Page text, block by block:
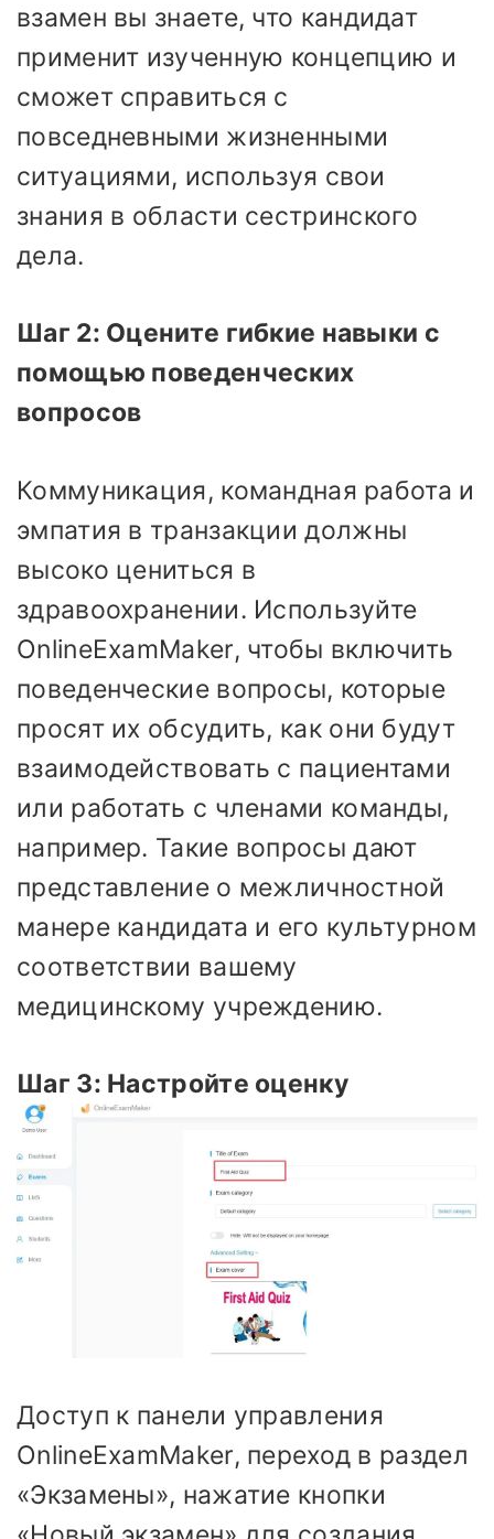
взамен вы знаете, что кандидат
применит изученную концепцию и
сможет справиться с
повседневными жизненными
ситуациями, используя свои
знания в области сестринского
дела.
Шаг 2: Оцените гибкие навыки с
помощью поведенческих
вопросов
Коммуникация, командная работа и
эмпатия в транзакции должны
высоко цениться в
здравоохранении. Используйте
OnlineExamMaker, чтобы включить
поведенческие вопросы, которые
просят их обсудить, как они будут
взаимодействовать с пациентами
или работать с членами команды,
например. Такие вопросы дают
представление о межличностной
манере кандидата и его культурном
соответствии вашему
медицинскому учреждению.
Шаг 3: Настройте оценку
Доступ к панели управления
OnlineExamMaker, переход в раздел
«Экзамены», нажатие кнопки